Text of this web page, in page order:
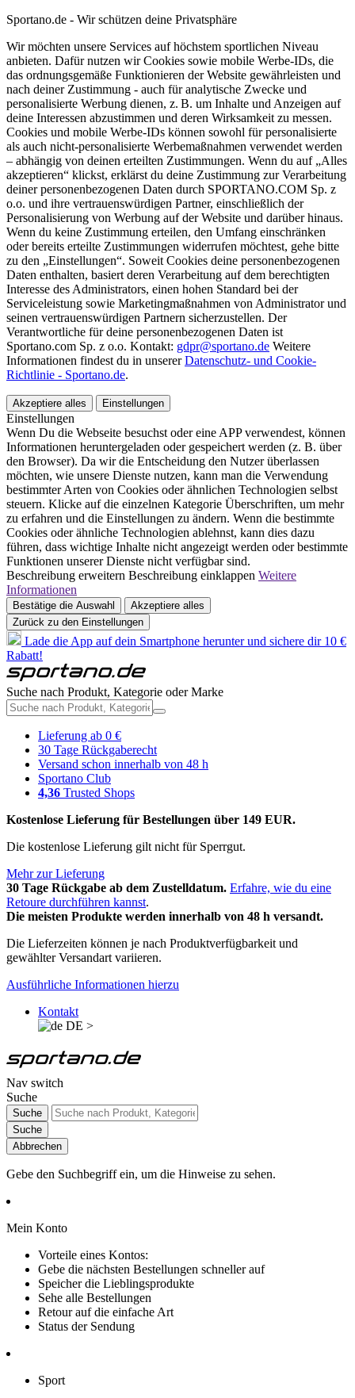
Sportano.de - Wir schützen deine Privatsphäre
Wir möchten unsere Services auf höchstem sportlichen Niveau
anbieten. Dafür nutzen wir Cookies sowie mobile Werbe-IDs, die
das ordnungsgemäße Funktionieren der Website gewährleisten und
nach deiner Zustimmung - auch für analytische Zwecke und
personalisierte Werbung dienen, z. B. um Inhalte und Anzeigen auf
deine Interessen abzustimmen und deren Wirksamkeit zu messen.
Cookies und mobile Werbe-IDs können sowohl für personalisierte
als auch nicht-personalisierte Werbemaßnahmen verwendet werden
– abhängig von deinen erteilten Zustimmungen. Wenn du auf „Alles
akzeptieren“ klickst, erklärst du deine Zustimmung zur Verarbeitung
deiner personenbezogenen Daten durch SPORTANO.COM Sp. z
o.o. und ihre vertrauenswürdigen Partner, einschließlich der
Personalisierung von Werbung auf der Website und darüber hinaus.
Wenn du keine Zustimmung erteilen, den Umfang einschränken
oder bereits erteilte Zustimmungen widerrufen möchtest, gehe bitte
zu den „Einstellungen“. Soweit Cookies deine personenbezogenen
Daten enthalten, basiert deren Verarbeitung auf dem berechtigten
Interesse des Administrators, einen hohen Standard bei der
Serviceleistung sowie Marketingmaßnahmen von Administrator und
seinen vertrauenswürdigen Partnern sicherzustellen. Der
Verantwortliche für deine personenbezogenen Daten ist
Sportano.com Sp. z o.o. Kontakt: gdpr@sportano.de Weitere
Informationen findest du in unsererDatenschutz- und Cookie-
Richtlinie - Sportano.de.
Akzeptiere alles Einstellungen
Einstellungen
Wenn Du die Webseite besuchst oder eine APP verwendest, können
Informationen heruntergeladen oder gespeichert werden (z. B. über
den Browser). Da wir die Entscheidung den Nutzer überlassen
möchten, wie unsere Dienste nutzen, kann man die Verwendung
bestimmter Arten von Cookies oder ähnlichen Technologien selbst
steuern. Klicke auf die einzelnen Kategorie Überschriften, um mehr
zu erfahren und die Einstellungen zu ändern. Wenn die bestimmte
Cookies oder ähnliche Technologien ablehnst, kann dies dazu
führen, dass wichtige Inhalte nicht angezeigt werden oder bestimmte
Funktionen unserer Dienste nicht verfügbar sind.
Beschreibung erweitern Beschreibung einklappen Weitere
Informationen
Bestätige die Auswahl
Akzeptiere alles
Zurück zu den Einstellungen
Lade die App auf dein Smartphone herunter und sichere dir 10 €
Rabatt!
Suche nach Produkt, Kategorie oder Marke
Lieferung ab 0 €
30 Tage Rückgaberecht
Versand schon innerhalb von 48 h
Sportano Club
4,36 Trusted Shops
Kostenlose Lieferung für Bestellungen über 149 EUR.
Die kostenlose Lieferung gilt nicht für Sperrgut.
Mehr zur Lieferung
30 Tage Rückgabe ab dem Zustelldatum. Erfahre, wie du eine
Retoure durchführen kannst.
Die meisten Produkte werden innerhalb von 48 h versandt.
Die Lieferzeiten können je nach Produktverfügbarkeit und
gewählter Versandart variieren.
Ausführliche Informationen hierzu
Kontakt
DE >
Nav switch
Suche
Suche
Suche
Abbrechen
Gebe den Suchbegriff ein, um die Hinweise zu sehen.
Mein Konto
Vorteile eines Kontos:
Gebe die nächsten Bestellungen schneller auf
Speicher die Lieblingsprodukte
Sehe alle Bestellungen
Retour auf die einfache Art
Status der Sendung
Sport